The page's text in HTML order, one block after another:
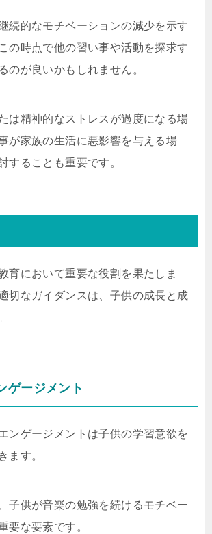
続的なモチベーションの減少を示す
の時点で他の習い事や活動を探求す
のが良いかもしれません。
は精神的なストレスが過度になる場
が家族の生活に悪影響を与える場
することも重要です。
育において重要な役割を果たしま
切なガイダンスは、子供の成長と成
ゲージメント
ンゲージメントは子供の学習意欲を
ます。
子供が音楽の勉強を続けるモチベー
要な要素です。